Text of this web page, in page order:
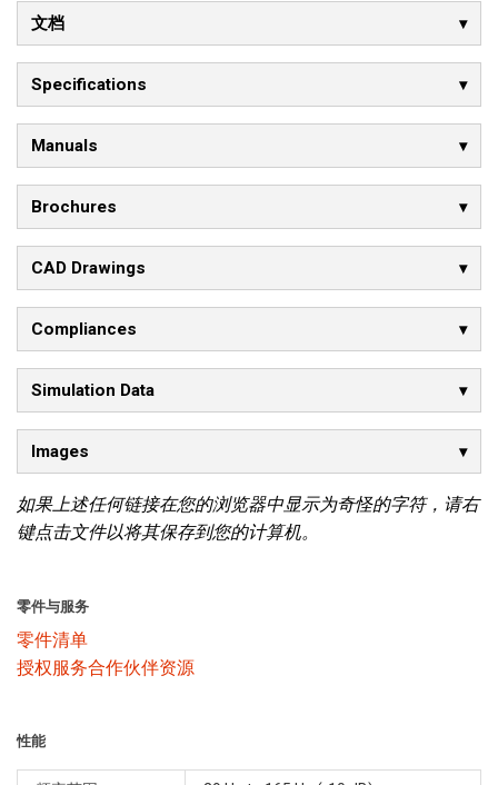
文档
Specifications
Manuals
Brochures
CAD Drawings
Compliances
Simulation Data
Images
如果上述任何链接在您的浏览器中显示为奇怪的字符，请右
键点击文件以将其保存到您的计算机。
零件与服务
零件清单
授权服务合作伙伴资源
性能